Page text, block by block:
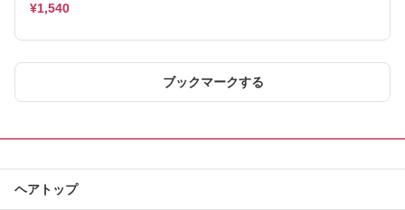
¥1,540
ブックマークする
ヘアトップ